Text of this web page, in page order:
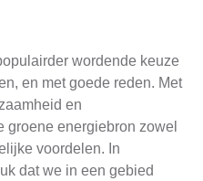
wordende keuze
en met goede reden. Met
en
groene energiebron zowel
voordelen. In
dat we in een gebied